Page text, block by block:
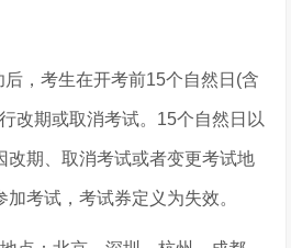
，考生在开考前15个自然日(含
改期或取消考试。15个自然日以
改期、取消考试或者变更考试地
考试，考试券定义为失效。